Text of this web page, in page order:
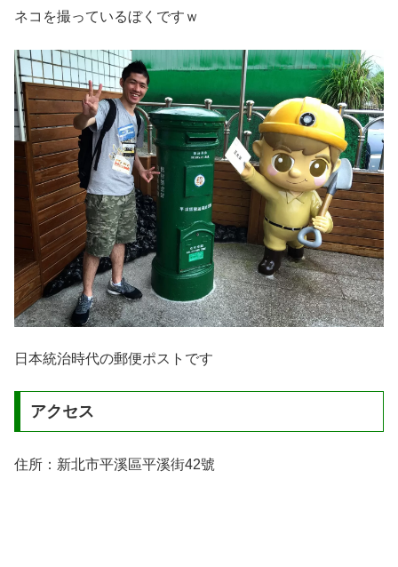
ネコを撮っているぼくですｗ
日本統治時代の郵便ポストです
アクセス
住所：新北市平溪區平溪街42號